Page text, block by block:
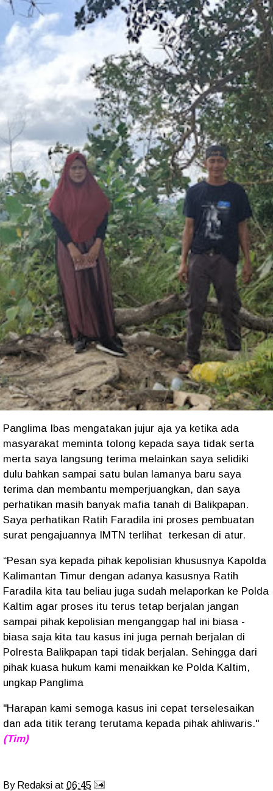
Panglima Ibas mengatakan jujur aja ya ketika ada
masyarakat meminta tolong kepada saya tidak serta
merta saya langsung terima melainkan saya selidiki
dulu bahkan sampai satu bulan lamanya baru saya
terima dan membantu memperjuangkan, dan saya
perhatikan masih banyak mafia tanah di Balikpapan.
Saya perhatikan Ratih Faradila ini proses pembuatan
surat pengajuannya IMTN terlihat terkesan di atur.
“Pesan sya kepada pihak kepolisian khususnya Kapolda
Kalimantan Timur dengan adanya kasusnya Ratih
Faradila kita tau beliau juga sudah melaporkan ke Polda
Kaltim agar proses itu terus tetap berjalan jangan
sampai pihak kepolisian menganggap hal ini biasa -
biasa saja kita tau kasus ini juga pernah berjalan di
Polresta Balikpapan tapi tidak berjalan. Sehingga dari
pihak kuasa hukum kami menaikkan ke Polda Kaltim,
ungkap Panglima
"Harapan kami semoga kasus ini cepat terselesaikan
dan ada titik terang terutama kepada pihak ahliwaris."
(Tim)
By Redaksi at 06:45